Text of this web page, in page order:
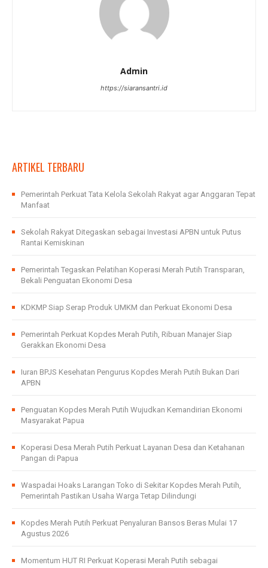
Admin
https://siaransantri.id
ARTIKEL TERBARU
Pemerintah Perkuat Tata Kelola Sekolah Rakyat agar Anggaran Tepat
Manfaat
Sekolah Rakyat Ditegaskan sebagai Investasi APBN untuk Putus
Rantai Kemiskinan
Pemerintah Tegaskan Pelatihan Koperasi Merah Putih Transparan,
Bekali Penguatan Ekonomi Desa
KDKMP Siap Serap Produk UMKM dan Perkuat Ekonomi Desa
Pemerintah Perkuat Kopdes Merah Putih, Ribuan Manajer Siap
Gerakkan Ekonomi Desa
Iuran BPJS Kesehatan Pengurus Kopdes Merah Putih Bukan Dari
APBN
Penguatan Kopdes Merah Putih Wujudkan Kemandirian Ekonomi
Masyarakat Papua
Koperasi Desa Merah Putih Perkuat Layanan Desa dan Ketahanan
Pangan di Papua
Waspadai Hoaks Larangan Toko di Sekitar Kopdes Merah Putih,
Pemerintah Pastikan Usaha Warga Tetap Dilindungi
Kopdes Merah Putih Perkuat Penyaluran Bansos Beras Mulai 17
Agustus 2026
Momentum HUT RI Perkuat Koperasi Merah Putih sebagai